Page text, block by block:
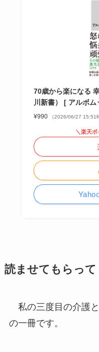
70歳から楽になる
川新書） [ アルボ
¥990 （2026/06/27 15:51
＼楽天ポ
読ませてもらって
私の三度目の介護
の一冊です。